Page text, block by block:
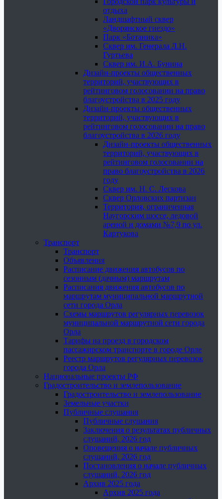
отдыха
Ландшафтный сквер
«Дворянское гнездо»
Парк «Ботаника»
Сквер им. Генерала Л.Н.
Гуртьева
Сквер им. И.А. Бунина
Дизайн-проекты общественных
территорий, участвующих в
рейтинговом голосовании на право
благоустройства в 2025 году
Дизайн-проекты общественных
территорий, участвующих в
рейтинговом голосовании на право
благоустройства в 2026 году
Дизайн-проекты общественных
территорий, участвующих в
рейтинговом голосовании на
право благоустройства в 2026
году
Сквер им. Н. С. Лескова
Сквер Орловских партизан
Территория, ограниченная
Наугорским шоссе, ледовой
ареной и домами №7,9 по ул.
Картукова
Транспорт
Транспорт
Объявления
Расписание движения автобусов по
сезонным (дачным) маршрутам
Расписания движения автобусов по
маршрутам муниципальной маршрутной
сети города Орла
Схемы маршрутов регулярных перевозок
муниципальной маршрутной сети города
Орла
Тарифы на проезд в городском
пассажирском транспорте в городе Орле
Реестр маршрутов регулярных перевозок
города Орла
Национальные проекты РФ
Градостроительство и землепользование
Градостроительство и землепользование
Земельные участки
Публичные слушания
Публичные слушания
Заключения о результатах публичных
слушаний, 2026 год
Оповещения о начале публичных
слушаний, 2026 год
Постановления о начале публичных
слушаний, 2026 год
Архив 2025 года
Архив 2025 года